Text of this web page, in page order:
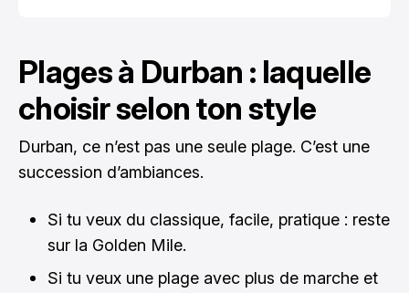
Plages à Durban : laquelle
choisir selon ton style
Durban, ce n’est pas une seule plage. C’est une
succession d’ambiances.
Si tu veux du classique, facile, pratique : reste
sur la Golden Mile.
Si tu veux une plage avec plus de marche et